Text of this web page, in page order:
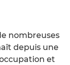
nombreuses
depuis une
et